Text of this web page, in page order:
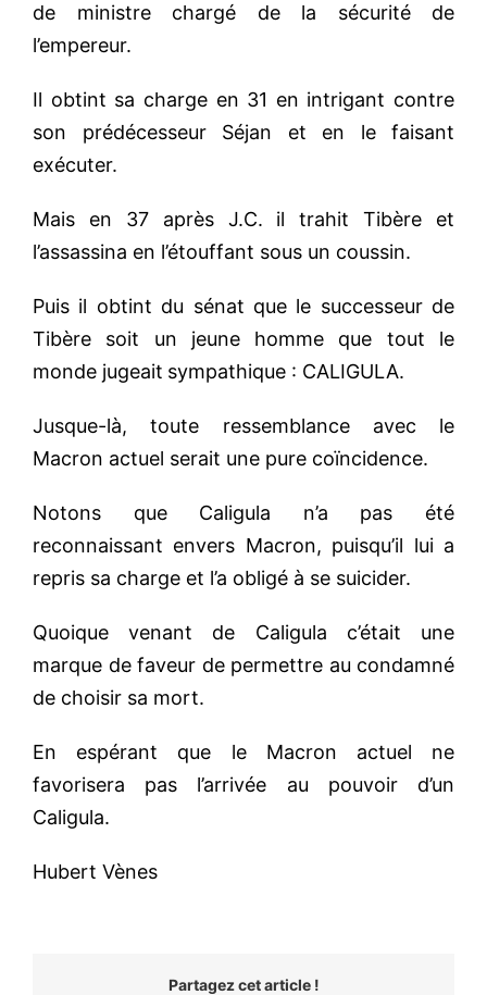
#PRESSE
de ministre chargé de la sécurité de
l’empereur.
Il obtint sa charge en 31 en intrigant contre
son prédécesseur Séjan et en le faisant
exécuter.
Mais en 37 après J.C. il trahit Tibère et
l’assassina en l’étouffant sous un coussin.
Puis il obtint du sénat que le successeur de
Tibère soit un jeune homme que tout le
monde jugeait sympathique : CALIGULA.
Jusque-là, toute ressemblance avec le
Macron actuel serait une pure coïncidence.
Notons que Caligula n’a pas été
reconnaissant envers Macron, puisqu’il lui a
repris sa charge et l’a obligé à se suicider.
Quoique venant de Caligula c’était une
marque de faveur de permettre au condamné
de choisir sa mort.
En espérant que le Macron actuel ne
favorisera pas l’arrivée au pouvoir d’un
Caligula.
Hubert Vènes
Partagez cet article !